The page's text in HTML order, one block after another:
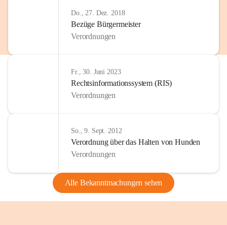
Do., 27. Dez. 2018
Bezüge Bürgermeister
Verordnungen
Fr., 30. Juni 2023
Rechtsinformationssystem (RIS)
Verordnungen
So., 9. Sept. 2012
Verordnung über das Halten von Hunden
Verordnungen
Alle Bekanntmachungen sehen